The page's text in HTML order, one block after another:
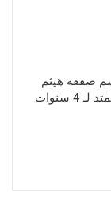
صفقة هيثم
4 سنوات